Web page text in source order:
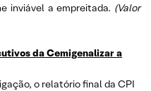
inviável a empreitada. (Valor
da Cemigenalizar a
o relatório final da CPI